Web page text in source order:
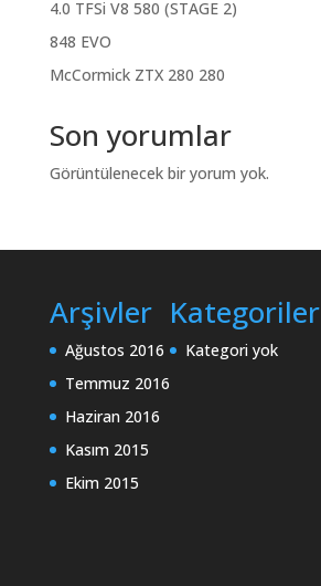
4.0 TFSi V8 580 (STAGE 2)
848 EVO
McCormick ZTX 280 280
Son yorumlar
Görüntülenecek bir yorum yok.
Arşivler
Ağustos 2016
Temmuz 2016
Haziran 2016
Kasım 2015
Ekim 2015
Kategoriler
Kategori yok